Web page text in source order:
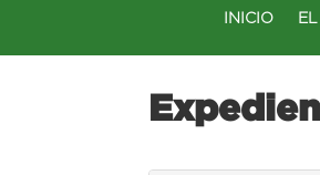
INICIO